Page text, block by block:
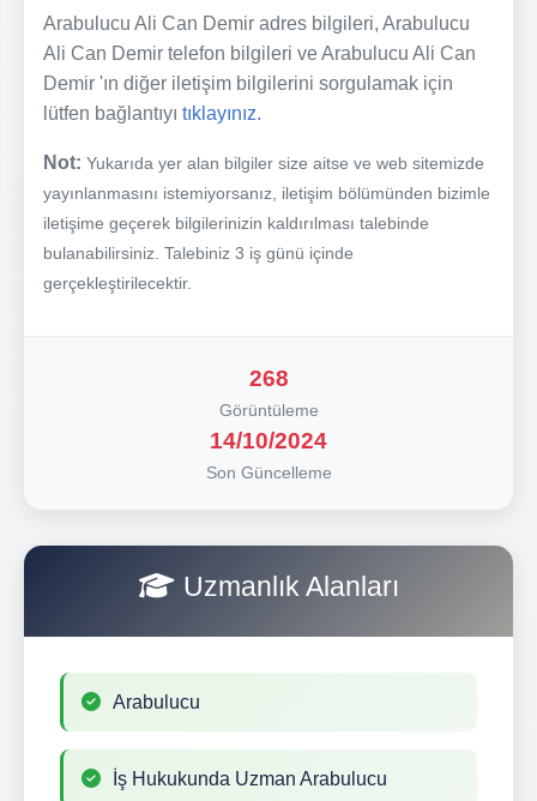
Arabulucu Ali Can Demir adres bilgileri, Arabulucu
Ali Can Demir telefon bilgileri ve Arabulucu Ali Can
Demir 'ın diğer iletişim bilgilerini sorgulamak için
lütfen bağlantıyı tıklayınız.
Not: Yukarıda yer alan bilgiler size aitse ve web sitemizde
yayınlanmasını istemiyorsanız, iletişim bölümünden bizimle
iletişime geçerek bilgilerinizin kaldırılması talebinde
bulanabilirsiniz. Talebiniz 3 iş günü içinde
gerçekleştirilecektir.
268
Görüntüleme
14/10/2024
Son Güncelleme
Uzmanlık Alanları
Arabulucu
İş Hukukunda Uzman Arabulucu